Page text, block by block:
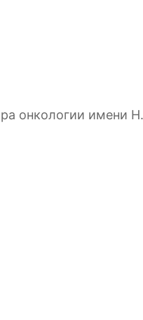
онкологии имени